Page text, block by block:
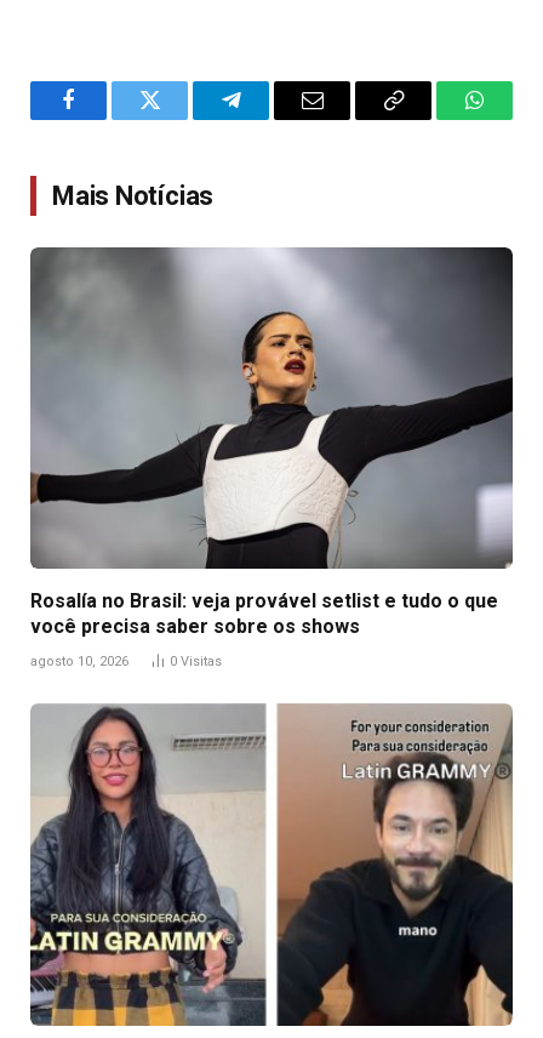
FacebookTwitter TelegramEmail
Copy
Mais Notícias
Rosalía no Brasil: veja provável setlist e tudo o que
você precisa saber sobre os shows
agosto 10, 2026 0 Visitas